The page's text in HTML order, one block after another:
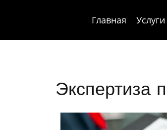
Главная Услуги
Экспертиза